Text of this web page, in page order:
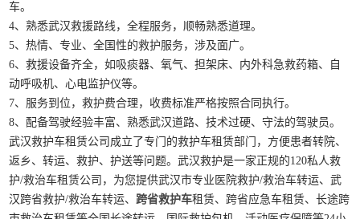
车。
4、熟悉武汉救援路线，全程服务，顺畅熟悉道理。
5、热情、专业、全国性的救护服务，涉及面广。
6、救援设备齐全，如吸痰器、氧气、担架床、内外科急救药箱、自
动呼吸机、心电监护仪等。
7、服务到位，救护费合理，收费标准严格按照合同执行。
8、配备驾驶经验丰富、熟悉武汉道路、技术过硬、守法的驾驶员。
武汉救护车租赁公司成立了专门的救护车租赁部门，方便患者转院、
返乡、转运、救护、护送等问题。武汉救护是一家正规的120私人救
护/救治车租赁公司，为您提供武汉市专业医院救护/救治车转运、武
汉跨省救护/救治车转运、跨省救护车租赁、跨省应急车租赁、长途跨